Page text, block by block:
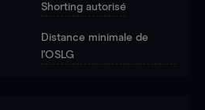
Shorting autorisé
Distance minimale de
l'OSLG